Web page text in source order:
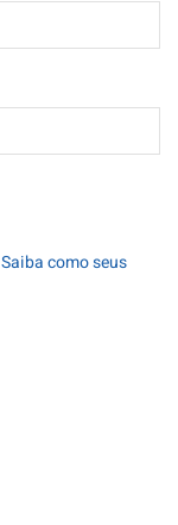
Saiba como seus